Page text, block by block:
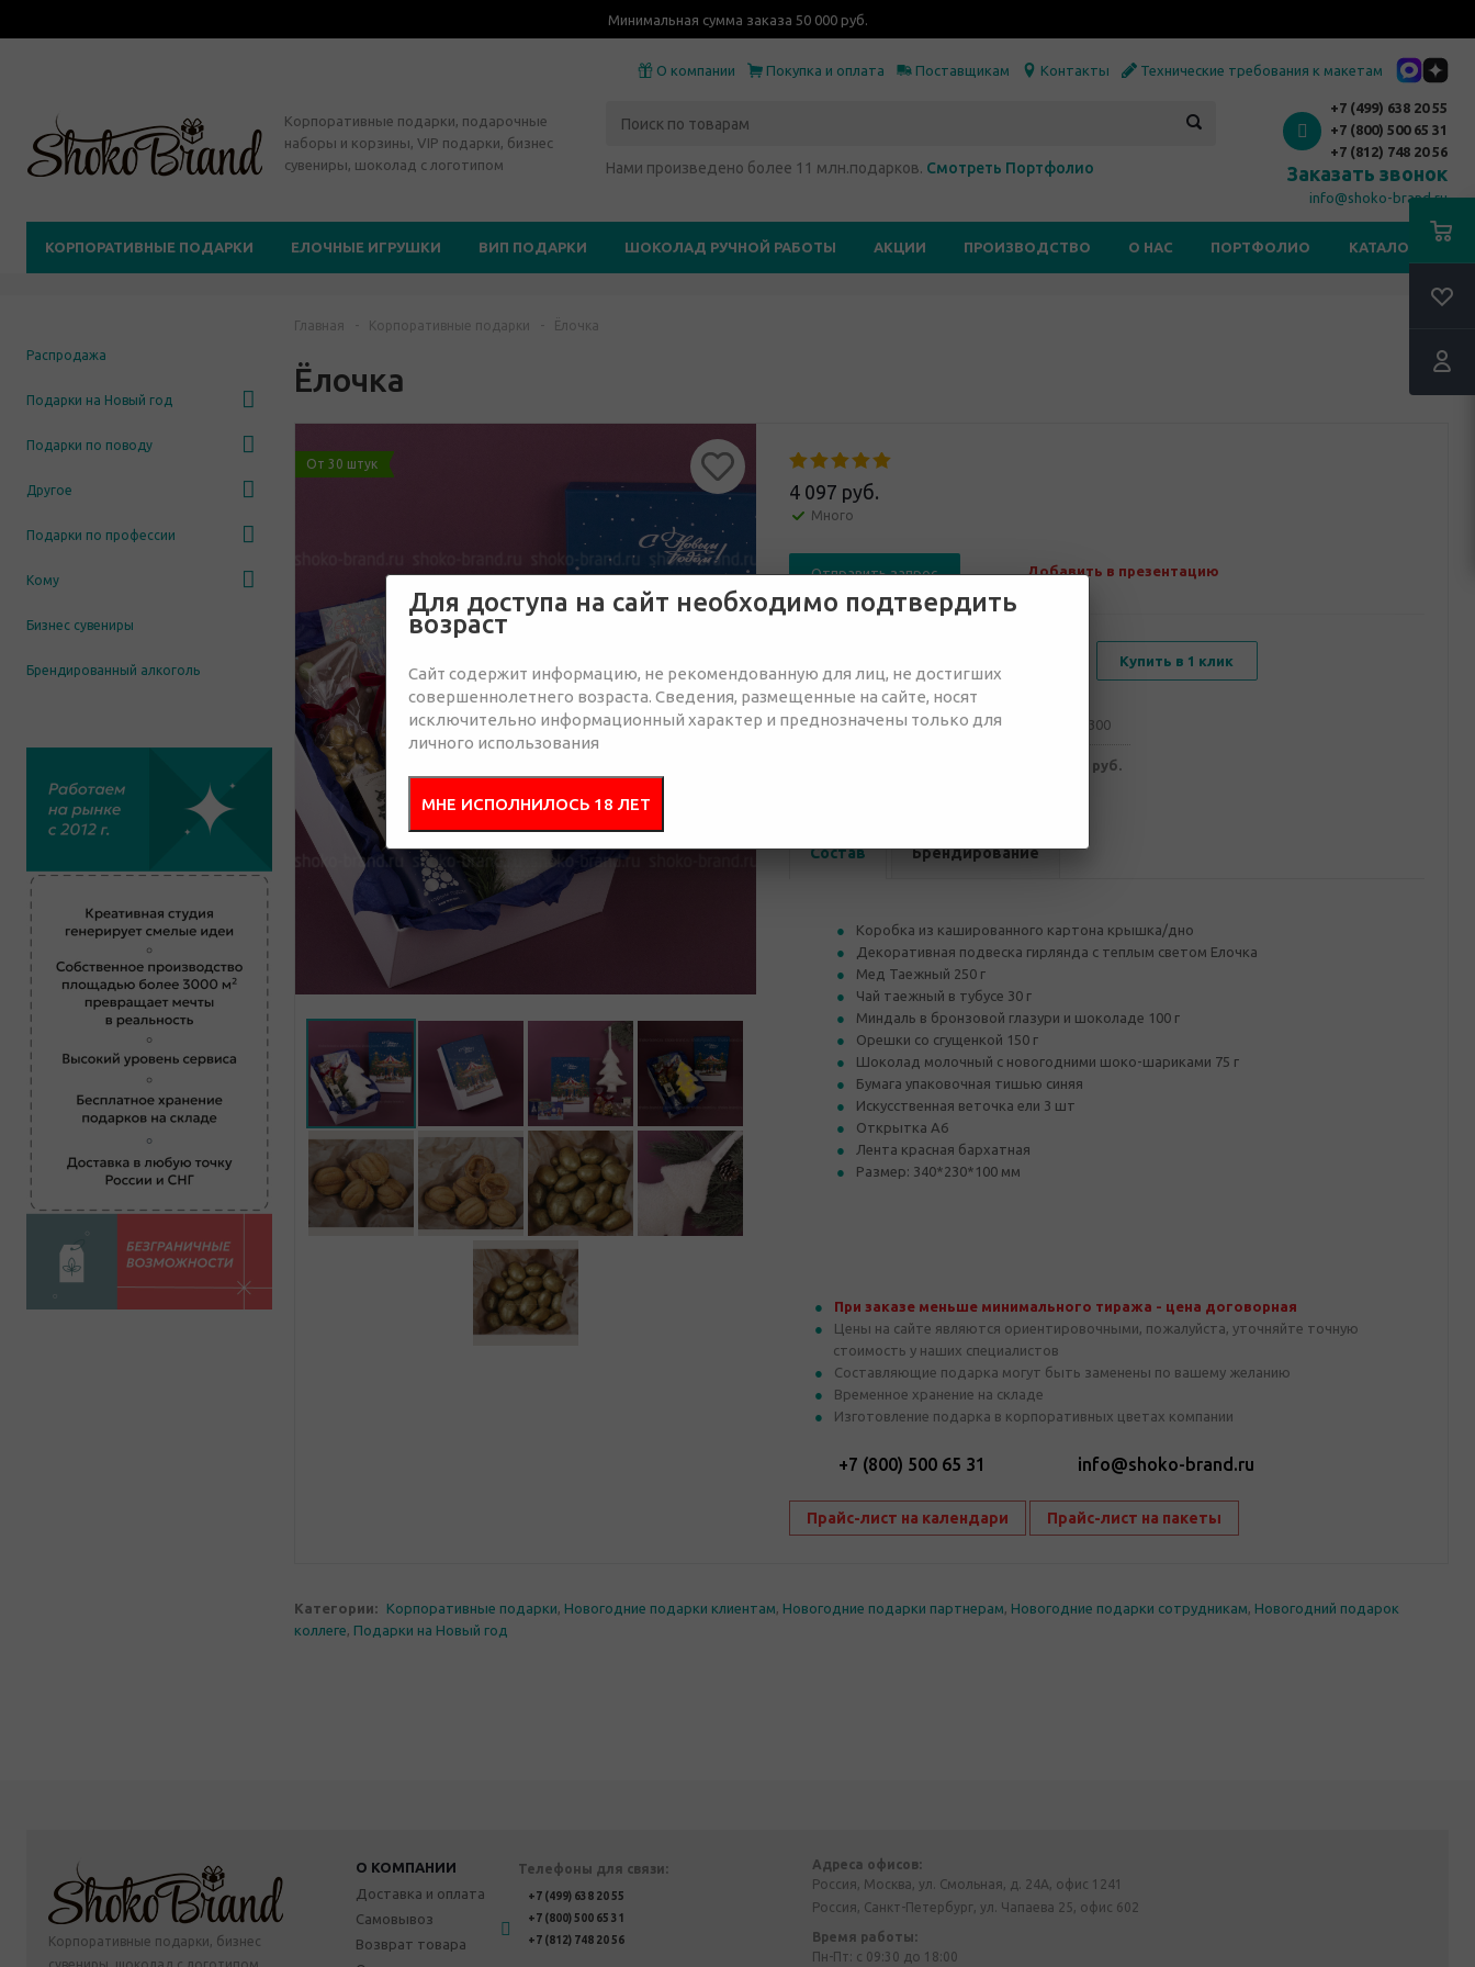
Минимальная сумма заказа 50 000 руб.
О компании Покупка и оплата Поставщикам Контакты Технические требования к макетам
Корпоративные подарки, подарочные
наборы и корзины, VIP подарки, бизнес
сувениры, шоколад с логотипом
Нами произведено более 11 млн.подарков. Смотреть Портфолио
+7 (499) 638 20 55
+7 (800) 500 65 31
+7 (812) 748 20 56
Заказать звонок
info@shoko-brand.ru
КОРПОРАТИВНЫЕ ПОДАРКИ ЕЛОЧНЫЕ ИГРУШКИ ВИП ПОДАРКИ ШОКОЛАД РУЧНОЙ РАБОТЫ АКЦИИ ПРОИЗВОДСТВО О НАС ПОРТФОЛИО КАТАЛОГИ
Распродажа
Подарки на Новый год
Подарки по поводу
Другое
Подарки по профессии
Кому
Бизнес сувениры
Брендированный алкоголь
Главная - Корпоративные подарки - Ёлочка
Ёлочка
От 30 штук
4 097 руб.
Много
Отправить запрос Добавить в презентацию
Купить в 1 клик
от 30 от 50 от 100 от 300
4 097 руб.
Состав Брендирование
Коробка из кашированного картона крышка/дно
Декоративная подвеска гирлянда с теплым светом Елочка
Мед Таежный 250 г
Чай таежный в тубусе 30 г
Миндаль в бронзовой глазури и шоколаде 100 г
Орешки со сгущенкой 150 г
Шоколад молочный с новогодними шоко-шариками 75 г
Бумага упаковочная тишью синяя
Искусственная веточка ели 3 шт
Открытка А6
Лента красная бархатная
Размер: 340*230*100 мм
При заказе меньше минимального тиража - цена договорная
Цены на сайте являются ориентировочными, пожалуйста, уточняйте точную
стоимость у наших специалистов
Составляющие подарка могут быть заменены по вашему желанию
Временное хранение на складе
Изготовление подарка в корпоративных цветах компании
+7 (800) 500 65 31 info@shoko-brand.ru
Прайс-лист на календари Прайс-лист на пакеты
Категории: Корпоративные подарки, Новогодние подарки клиентам, Новогодние подарки партнерам, Новогодние подарки сотрудникам, Новогодний подарок
коллеге, Подарки на Новый год
Корпоративные подарки, бизнес
сувениры, шоколад с логотипом
О КОМПАНИИ
Доставка и оплата
Самовывоз
Возврат товара
Телефоны для связи:
+7 (499) 638 20 55
+7 (800) 500 65 31
+7 (812) 748 20 56
Адреса офисов:
Россия, Москва, ул. Смольная, д. 24А, офис 1241
Россия, Санкт-Петербург, ул. Чапаева 25, офис 602
Время работы:
Пн-Пт: с 09:30 до 18:00
Для доступа на сайт необходимо подтвердить
возраст
Сайт содержит информацию, не рекомендованную для лиц, не достигших
совершеннолетнего возраста. Сведения, размещенные на сайте, носят
исключительно информационный характер и преднозначены только для
личного использования
МНЕ ИСПОЛНИЛОСЬ 18 ЛЕТ